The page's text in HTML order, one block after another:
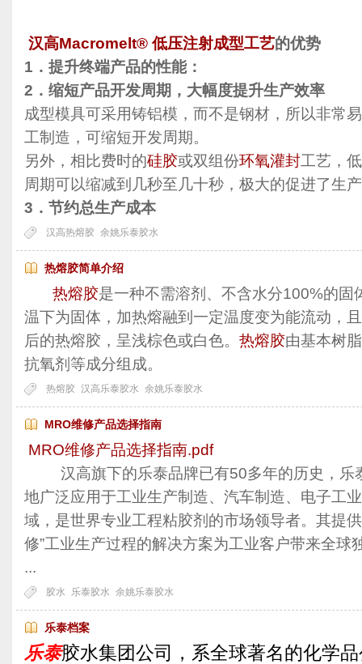
汉高Macromelt® 低压注射成型工艺的优势
1．提升终端产品的性能：
2．缩短产品开发周期，大幅度提升生产效率
成型模具可采用铸铝模，而不是钢材，所以非常
工制造，可缩短开发周期。
另外，相比费时的硅胶或双组份环氧灌封工艺，
周期可以缩减到几秒至几十秒，极大的促进了生
3．节约总生产成本
汉高热熔胶 余姚乐泰胶水
热熔胶简单介绍
热熔胶是一种不需溶剂、不含水分100%的固
温下为固体，加热熔融到一定温度变为能流动，
后的热熔胶，呈浅棕色或白色。 热熔胶由基本树
抗氧剂等成分组成。
热熔胶 汉高乐泰胶水 余姚乐泰胶水
MRO维修产品选择指南
MRO维修产品选择指南.pdf
汉高旗下的乐泰品牌已有50多年的历史，乐
地广泛应用于工业生产制造、汽车制造、电子工
域，是世界专业工程粘胶剂的市场领导者。其提
修”工业生产过程的解决方案为工业客户带来全球
...
胶水 乐泰胶水 余姚乐泰胶水
乐泰档案
乐泰胶水集团公司，系全球著名的化学